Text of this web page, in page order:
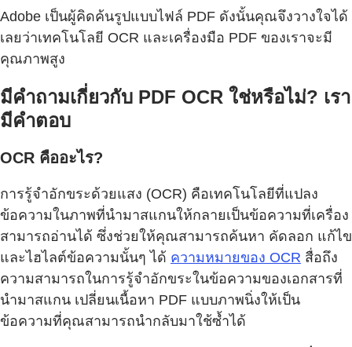
Adobe เป็นผู้คิดค้นรูปแบบไฟล์ PDF ดังนั้นคุณจึงวางใจได้
เลยว่าเทคโนโลยี OCR และเครื่องมือ PDF ของเราจะมี
คุณภาพสูง
มีคำถามเกี่ยวกับ PDF OCR ใช่หรือไม่? เรา
มีคำตอบ
OCR คืออะไร?
การรู้จำอักขระด้วยแสง (OCR) คือเทคโนโลยีที่แปลง
ข้อความในภาพที่นำมาสแกนให้กลายเป็นข้อความที่เครื่อง
สามารถอ่านได้ ซึ่งช่วยให้คุณสามารถค้นหา คัดลอก แก้ไข
และไฮไลต์ข้อความนั้นๆ ได้ ความหมายของ OCR สื่อถึง
ความสามารถในการรู้จำอักขระในข้อความของเอกสารที่
นำมาสแกน เปลี่ยนเนื้อหา PDF แบบภาพนิ่งให้เป็น
ข้อความที่คุณสามารถนำกลับมาใช้ซ้ำได้